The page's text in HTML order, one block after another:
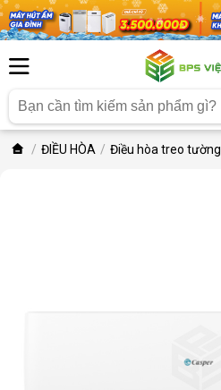
ĐIỀU HÒA Điều hòa treo tường